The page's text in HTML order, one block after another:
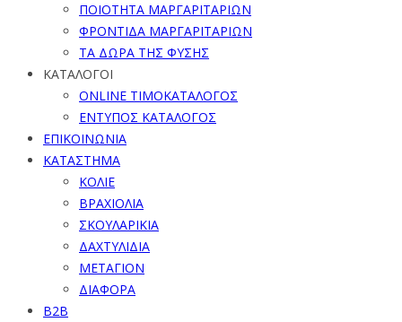
ΠΟΙΟΤΗΤΑ ΜΑΡΓΑΡΙΤΑΡΙΩΝ
ΦΡΟΝΤΙΔΑ ΜΑΡΓΑΡΙΤΑΡΙΩΝ
ΤΑ ΔΩΡΑ ΤΗΣ ΦΥΣΗΣ
ΚΑΤΑΛΟΓΟΙ
ONLINE ΤΙΜΟΚΑΤΑΛΟΓΟΣ
ΕΝΤΥΠΟΣ ΚΑΤΑΛΟΓΟΣ
ΕΠΙΚΟΙΝΩΝΙΑ
ΚΑΤΑΣΤΗΜΑ
ΚΟΛΙΕ
ΒΡΑΧΙΟΛΙΑ
ΣΚΟΥΛΑΡΙΚΙΑ
ΔΑΧΤΥΛΙΔΙΑ
ΜΕΤΑΓΙΟΝ
ΔΙΑΦΟΡΑ
B2B